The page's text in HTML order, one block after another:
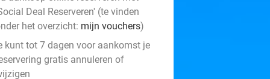
Deal Reserveren' (te vinden
het overzicht: mijn vouchers)
kunt tot 7 dagen voor aankomst je
gratis annuleren of